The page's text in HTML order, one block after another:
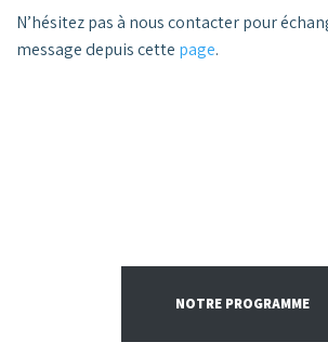
N’hésitez pas à nous contacter pour
message depuis cette page.
NOTRE PROGRAMME